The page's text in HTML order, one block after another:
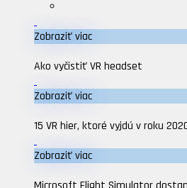
Zobraziť viac
Ako vyčistiť VR headset
Zobraziť viac
15 VR hier, ktoré vyjdú v roku
Zobraziť viac